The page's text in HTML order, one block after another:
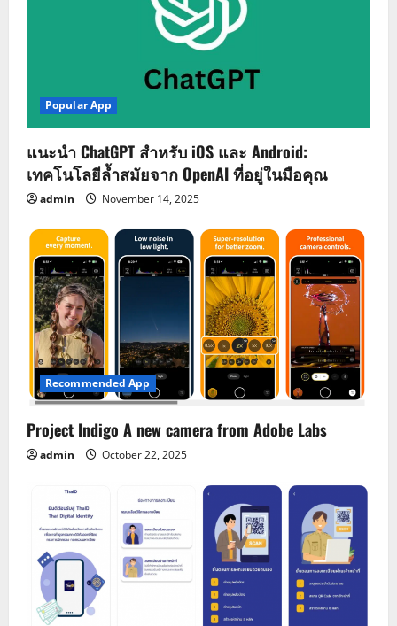
Popular App
แนะนำ ChatGPT สำหรับ iOS และ Android:
เทคโนโลยีล้ำสมัยจาก OpenAI ที่อยู่ในมือคุณ
admin November 14, 2025
Recommended App
Project Indigo A new camera from Adobe Labs
admin October 22, 2025